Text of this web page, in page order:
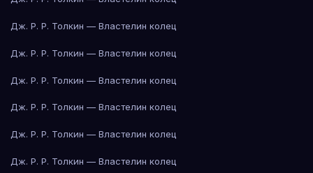
Дж. Р. Р. Толкин — Властелин колец
Дж. Р. Р. Толкин — Властелин колец
Дж. Р. Р. Толкин — Властелин колец
Дж. Р. Р. Толкин — Властелин колец
Дж. Р. Р. Толкин — Властелин колец
Дж. Р. Р. Толкин — Властелин колец